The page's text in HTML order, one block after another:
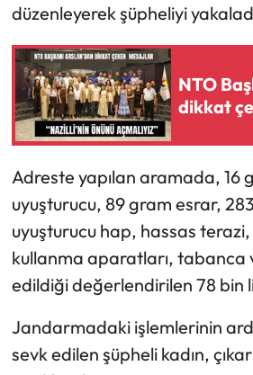
düzenleyerek şüpheliyi
NTO
dikkat
Adreste yapılan aramada, 16
uyuşturucu, 89 gram esrar,
uyuşturucu hap, hassas
kullanma aparatları, tabanca
edildiği değerlendirilen 78 bin
Jandarmadaki işlemlerinin
sevk edilen şüpheli kadın,